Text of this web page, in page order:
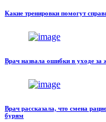
Какие тренировки помогут
Врач назвала ошибки в уходе за
Врач рассказала, что смена
бурям